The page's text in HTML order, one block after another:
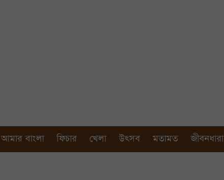
আমার বাংলা ফিচার খেলা উৎসব মতামত জীবনধারা